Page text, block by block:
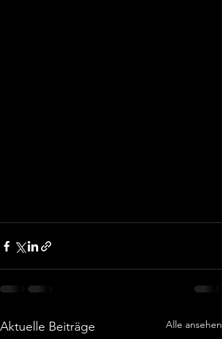
Aktuelle Beiträge Alle ansehen